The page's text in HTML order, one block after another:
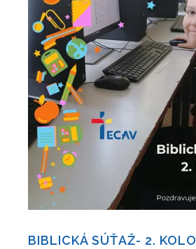
BIBLICKÁ SÚŤAŽ- 2. KOLO